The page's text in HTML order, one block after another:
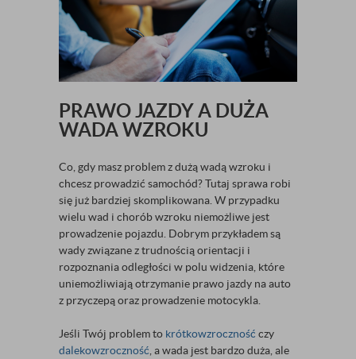
PRAWO JAZDY A DUŻA
WADA WZROKU
Co, gdy masz problem z dużą wadą wzroku i
chcesz prowadzić samochód? Tutaj sprawa robi
się już bardziej skomplikowana. W przypadku
wielu wad i chorób wzroku niemożliwe jest
prowadzenie pojazdu. Dobrym przykładem są
wady związane z trudnością orientacji i
rozpoznania odległości w polu widzenia, które
uniemożliwiają otrzymanie prawo jazdy na auto
z przyczepą oraz prowadzenie motocykla.
Jeśli Twój problem to krótkowzroczność czy
dalekowzroczność , a wada jest bardzo duża, ale